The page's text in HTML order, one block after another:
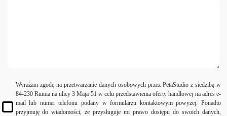
Wyrażam zgodę na przetwarzanie danych osobowych przez PetaStudio z siedzibą w
84-230 Rumia na ulicy 3 Maja 51 w celu przedstawienia oferty handlowej na adres e-
mail lub numer telefonu podany w formularzu kontaktowym powyżej. Ponadto
przyjmuję do wiadomości, że przysługuje mi prawo dostępu do swoich danych,